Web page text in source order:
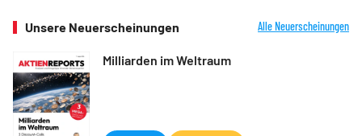
Unsere Neuerscheinungen Alle Neuerscheinungen
Milliarden im Weltraum